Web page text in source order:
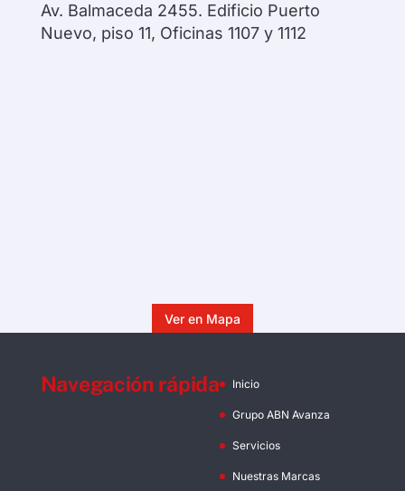
Av. Balmaceda 2455. Edificio Puerto
Nuevo, piso 11, Oficinas 1107 y 1112
Ver en Mapa
Navegación rápida Inicio
Grupo ABN Avanza
Servicios
Nuestras Marcas